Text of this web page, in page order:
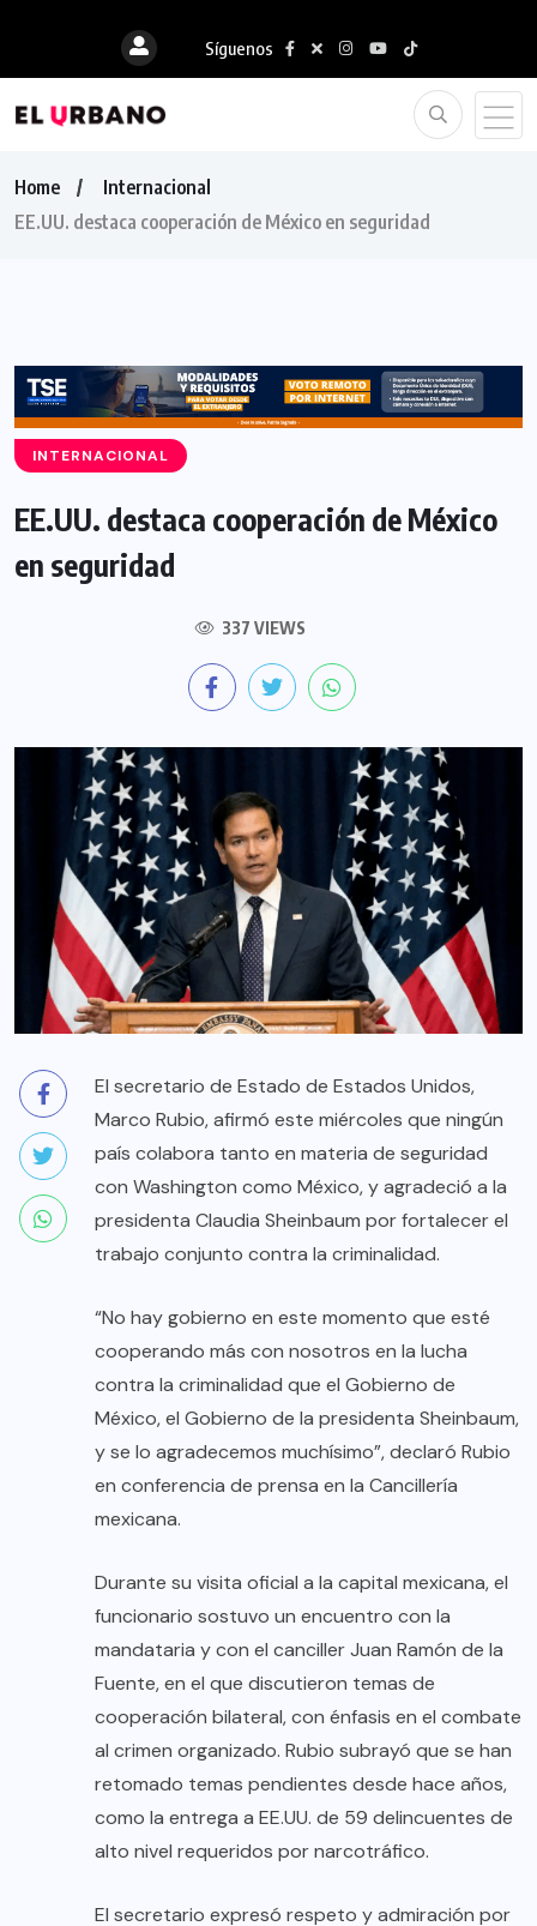
Síguenos
Home
Internacional
EE.UU. destaca cooperación de México en seguridad
INTERNACIONAL
EE.UU. destaca cooperación de México
en seguridad
337 VIEWS
El secretario de Estado de Estados Unidos,
Marco Rubio, afirmó este miércoles que ningún
país colabora tanto en materia de seguridad
con Washington como México, y agradeció a la
presidenta Claudia Sheinbaum por fortalecer el
trabajo conjunto contra la criminalidad.
“No hay gobierno en este momento que esté
cooperando más con nosotros en la lucha
contra la criminalidad que el Gobierno de
México, el Gobierno de la presidenta Sheinbaum,
y se lo agradecemos muchísimo”, declaró Rubio
en conferencia de prensa en la Cancillería
mexicana.
Durante su visita oficial a la capital mexicana, el
funcionario sostuvo un encuentro con la
mandataria y con el canciller Juan Ramón de la
Fuente, en el que discutieron temas de
cooperación bilateral, con énfasis en el combate
al crimen organizado. Rubio subrayó que se han
retomado temas pendientes desde hace años,
como la entrega a EE.UU. de 59 delincuentes de
alto nivel requeridos por narcotráfico.
El secretario expresó respeto y admiración por